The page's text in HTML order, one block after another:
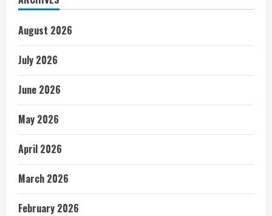
August 2026
July 2026
June 2026
May 2026
April 2026
March 2026
February 2026